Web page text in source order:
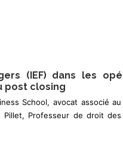
(IEF) dans les
post closing
School, avocat associé
Professeur de droit des